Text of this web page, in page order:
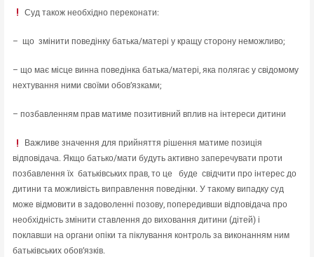
Суд також необхідно переконати:
– що змінити поведінку батька/матері у кращу сторону неможливо;
– що має місце винна поведінка батька/матері, яка полягає у свідомому
нехтування ними своїми обов’язками;
– позбавленням прав матиме позитивний вплив на інтереси дитини
Важливе значення для прийняття рішення матиме позиція
відповідача. Якщо батько/мати будуть активно заперечувати проти
позбавлення їх батьківських прав, то це буде свідчити про інтерес до
дитини та можливість виправлення поведінки. У такому випадку суд
може відмовити в задоволенні позову, попередивши відповідача про
необхідність змінити ставлення до виховання дитини (дітей) і
поклавши на органи опіки та піклування контроль за виконанням ним
батьківських обов’язків.